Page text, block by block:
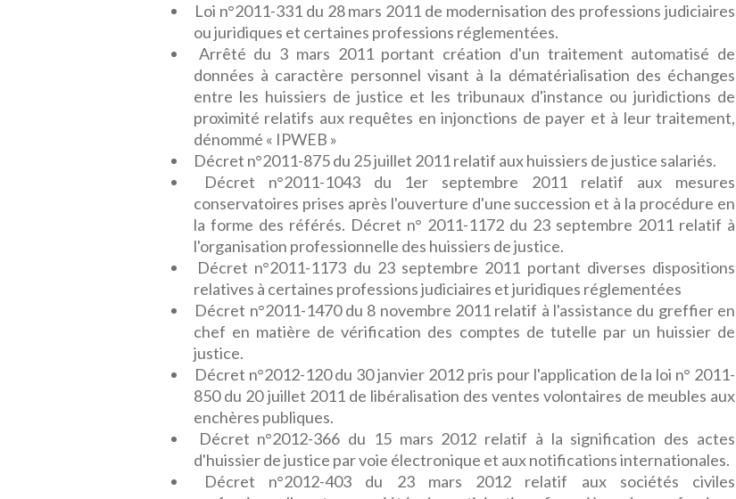
Loi n°2011-331 du 28 mars 2011 de modernisation des professions judiciaires
ou juridiques et certaines professions réglementées.
Arrêté du 3 mars 2011 portant création d'un traitement automatisé de
données à caractère personnel visant à la dématérialisation des échanges
entre les huissiers de justice et les tribunaux d'instance ou juridictions de
proximité relatifs aux requêtes en injonctions de payer et à leur traitement,
dénommé « IPWEB »
Décret n°2011-875 du 25 juillet 2011 relatif aux huissiers de justice salariés.
Décret n°2011-1043 du 1er septembre 2011 relatif aux mesures
conservatoires prises après l'ouverture d'une succession et à la procédure en
la forme des référés. Décret n° 2011-1172 du 23 septembre 2011 relatif à
l'organisation professionnelle des huissiers de justice.
Décret n°2011-1173 du 23 septembre 2011 portant diverses dispositions
relatives à certaines professions judiciaires et juridiques réglementées
Décret n°2011-1470 du 8 novembre 2011 relatif à l'assistance du greffier en
chef en matière de vérification des comptes de tutelle par un huissier de
justice.
Décret n°2012-120 du 30 janvier 2012 pris pour l'application de la loi n° 2011-
850 du 20 juillet 2011 de libéralisation des ventes volontaires de meubles aux
enchères publiques.
Décret n°2012-366 du 15 mars 2012 relatif à la signification des actes
d'huissier de justice par voie électronique et aux notifications internationales.
Décret n°2012-403 du 23 mars 2012 relatif aux sociétés civiles